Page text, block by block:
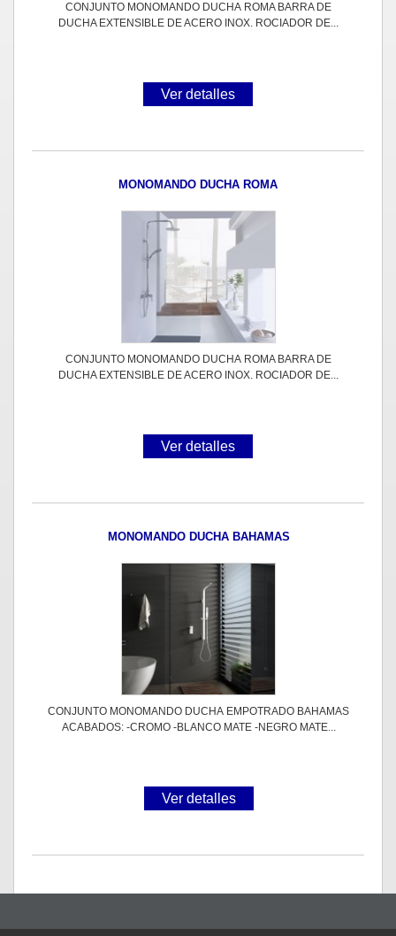
CONJUNTO MONOMANDO DUCHA ROMA BARRA DE
DUCHA EXTENSIBLE DE ACERO INOX. ROCIADOR DE...
Ver detalles
MONOMANDO DUCHA ROMA
CONJUNTO MONOMANDO DUCHA ROMA BARRA DE
DUCHA EXTENSIBLE DE ACERO INOX. ROCIADOR DE...
Ver detalles
MONOMANDO DUCHA BAHAMAS
CONJUNTO MONOMANDO DUCHA EMPOTRADO BAHAMAS
ACABADOS: -CROMO -BLANCO MATE -NEGRO MATE...
Ver detalles